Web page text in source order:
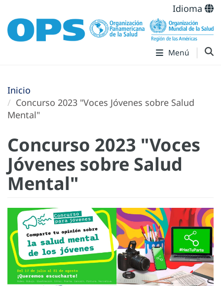
Idioma
Menú
Inicio
Concurso 2023 "Voces Jóvenes sobre Salud
Mental"
Concurso 2023 "Voces
Jóvenes sobre Salud
Mental"